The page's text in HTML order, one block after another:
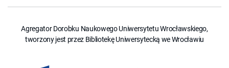
Agregator Dorobku Naukowego Uniwersytetu Wrocławskiego,
tworzony jest przez Bibliotekę Uniwersytecką we Wrocławiu